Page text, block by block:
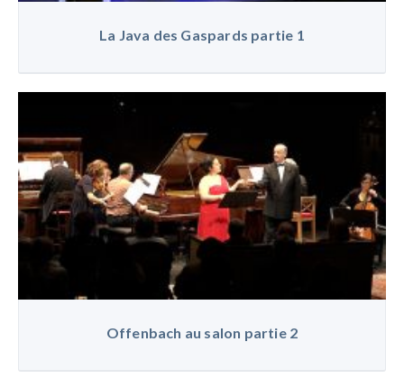
La Java des Gaspards partie 1
Offenbach au salon partie 2